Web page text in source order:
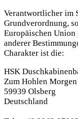
Verantwortlicher im
Grundverordnung,
Europäischen Union
anderer
Charakter ist die:
HSK
Zum Hohlen Morgen
59939 Olsberg
Deutschland